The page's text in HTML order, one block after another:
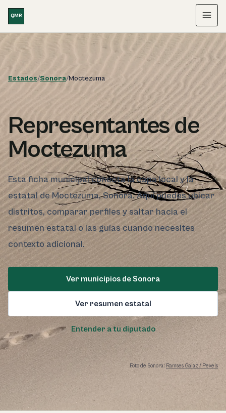
QMR Menú
Estados/Sonora/Moctezuma
Representantes de
Moctezuma
Esta ficha municipal conecta la capa local y la
estatal de Moctezuma, Sonora. Aquí puedes ubicar
distritos, comparar perfiles y saltar hacia el
resumen estatal o las guías cuando necesites
contexto adicional.
Ver municipios de Sonora
Ver resumen estatal
Entender a tu diputado
Foto de Sonora: Ramses Galaz / Pexels